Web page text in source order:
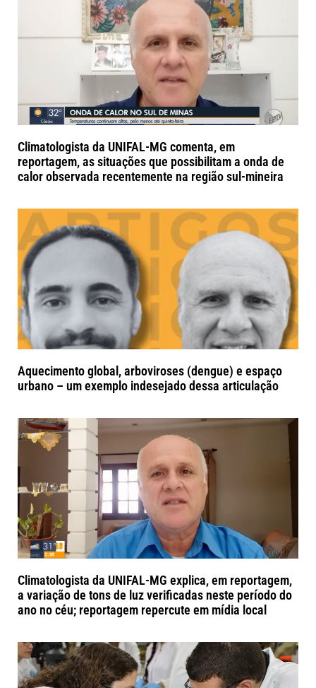
Climatologista da UNIFAL-MG comenta, em
reportagem, as situações que possibilitam a onda de
calor observada recentemente na região sul-mineira
Aquecimento global, arboviroses (dengue) e espaço
urbano – um exemplo indesejado dessa articulação
Climatologista da UNIFAL-MG explica, em reportagem,
a variação de tons de luz verificadas neste período do
ano no céu; reportagem repercute em mídia local